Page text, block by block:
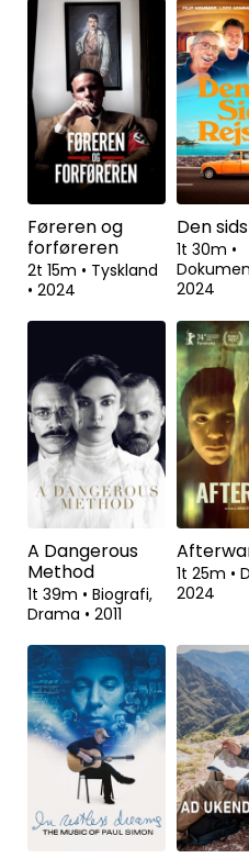
Føreren og
forføreren
2t 15m • Tyskland
• 2024
Den
1t 30m •
2024
A Dangerous
Method
1t 39m • Biografi,
Drama • 2011
1t 25m •
2024